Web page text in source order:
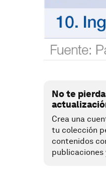
No te
Crea una
tu colección
contenidos
publicaciones